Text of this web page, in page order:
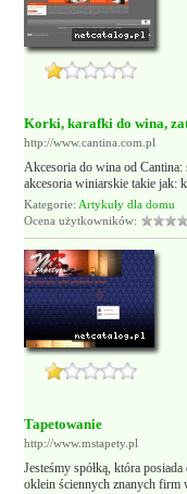
Korki, karafki do wina,
http://www.cantina.com.pl
Akcesoria do wina od
akcesoria winiarskie takie
Kategorie: Artykuły dla domu
Ocena użytkowników:
Tapetowanie
http://www.mstapety.pl
Jesteśmy spółką, która
oklein ściennych znanych